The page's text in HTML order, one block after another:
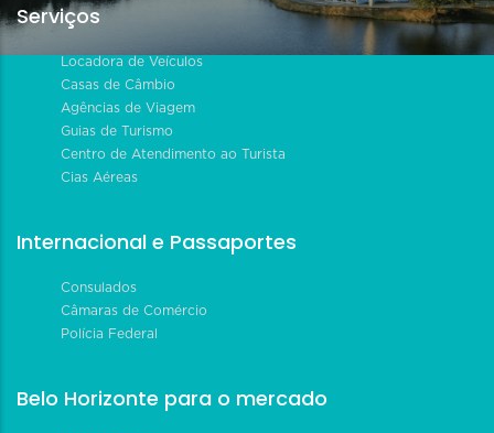
Serviços
Locadora de Veículos
Casas de Câmbio
Agências de Viagem
Guias de Turismo
Centro de Atendimento ao Turista
Cias Aéreas
Internacional e Passaportes
Consulados
Câmaras de Comércio
Polícia Federal
Belo Horizonte para o mercado